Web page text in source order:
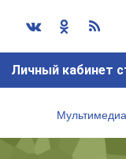
Личный кабинет
Мультимедиа